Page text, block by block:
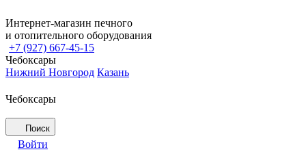
Интернет-магазин печного
и отопительного оборудования
+7 (927) 667-45-15
Чебоксары
Нижний Новгород Казань
Чебоксары
Поиск
Войти